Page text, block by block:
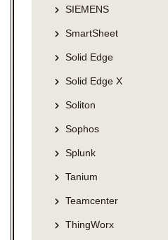
SIEMENS
SmartSheet
Solid Edge
Solid Edge X
Soliton
Sophos
Splunk
Tanium
Teamcenter
ThingWorx